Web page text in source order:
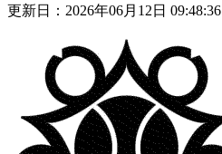
更新日：2026年06月12日 09:48:36